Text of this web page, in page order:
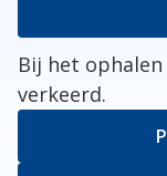
Er ging
Bij het
verkeerd.